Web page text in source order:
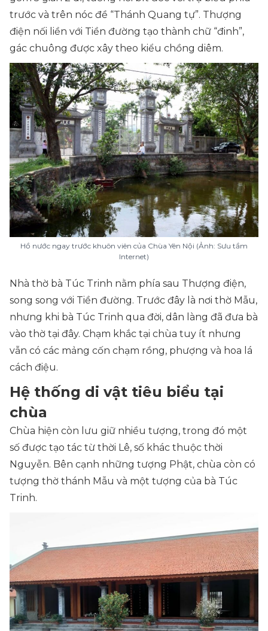
trước và trên nóc đề “Thánh Quang tự”. Thượng
điện nối liền với Tiền đường tạo thành chữ “đinh”,
gác chuông được xây theo kiểu chồng diêm.
Hồ nước ngay trước khuôn viên của Chùa Yên Nội (Ảnh: Sưu tầm
Internet)
Nhà thờ bà Túc Trinh nằm phía sau Thượng điện,
song song với Tiền đường. Trước đây là nơi thờ Mẫu,
nhưng khi bà Túc Trinh qua đời, dân làng đã đưa bà
vào thờ tại đây. Chạm khắc tại chùa tuy ít nhưng
vẫn có các mảng cốn chạm rồng, phượng và hoa lá
cách điệu.
Hệ thống di vật tiêu biểu tại
chùa
Chùa hiện còn lưu giữ nhiều tượng, trong đó một
số được tạo tác từ thời Lê, số khác thuộc thời
Nguyễn. Bên cạnh những tượng Phật, chùa còn có
tượng thờ thánh Mẫu và một tượng của bà Túc
Trinh.